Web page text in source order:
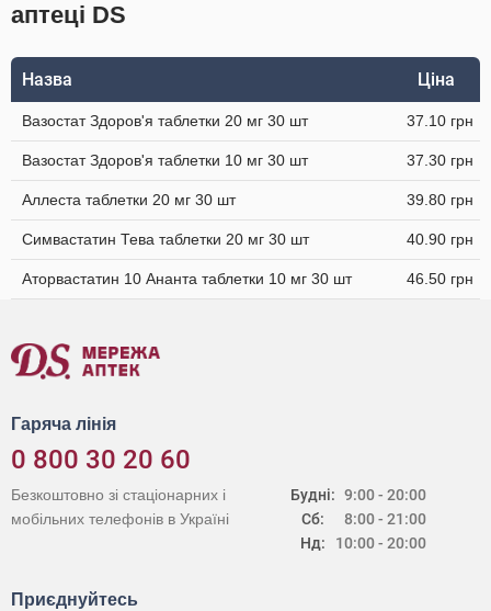
аптеці DS
Назва Ціна
Вазостат Здоров'я таблетки 20 мг 30 шт 37.10 грн
Вазостат Здоров'я таблетки 10 мг 30 шт 37.30 грн
Аллеста таблетки 20 мг 30 шт 39.80 грн
Симвастатин Тева таблетки 20 мг 30 шт 40.90 грн
Аторвастатин 10 Ананта таблетки 10 мг 30 шт 46.50 грн
Гаряча лінія
0 800 30 20 60
Будні:
Сб:
Нд:
9:00 - 20:00
8:00 - 21:00
10:00 - 20:00
Безкоштовно зі стаціонарних і
мобільних телефонів в Україні
Приєднуйтесь